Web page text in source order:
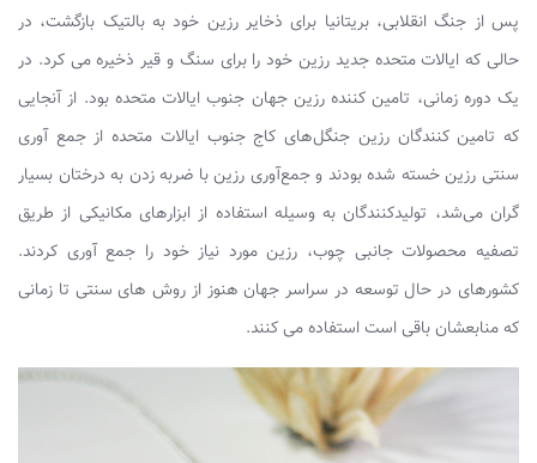
پس از جنگ انقلابی، بریتانیا برای ذخایر رزین خود به بالتیک بازگشت، در
حالی که ایالات متحده جدید رزین خود را برای سنگ و قیر ذخیره می کرد. در
یک دوره زمانی، تامین کننده رزین جهان جنوب ایالات متحده بود. از آنجایی
که تامین کنندگان رزین جنگل‌های کاج جنوب ایالات متحده از جمع آوری
سنتی رزین خسته شده بودند و جمع‌آوری رزین با ضربه زدن به درختان بسیار
گران می‌شد، تولیدکنندگان به وسیله استفاده از ابزارهای مکانیکی از طریق
تصفیه محصولات جانبی چوب، رزین مورد نیاز خود را جمع آوری کردند.
کشورهای در حال توسعه در سراسر جهان هنوز از روش های سنتی تا زمانی
که منابعشان باقی است استفاده می کنند.